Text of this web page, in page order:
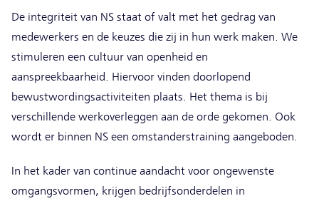
De integriteit van NS staat of valt met het gedrag van
medewerkers en de keuzes die zij in hun werk maken. We
stimuleren een cultuur van openheid en
aanspreekbaarheid. Hiervoor vinden doorlopend
bewustwordingsactiviteiten plaats. Het thema is bij
verschillende werkoverleggen aan de orde gekomen. Ook
wordt er binnen NS een omstanderstraining aangeboden.
In het kader van continue aandacht voor ongewenste
omgangsvormen, krijgen bedrijfsonderdelen in